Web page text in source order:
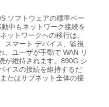
ソフトウェアの標準ベー
中もネットワーク接続を
ネットワークへの移行は、
スマート デバイス、監視
、ユーザが手動で WAN リ
が維持されます。 890G シ
イスの接続を維持するだ
たはサブネット全体の接